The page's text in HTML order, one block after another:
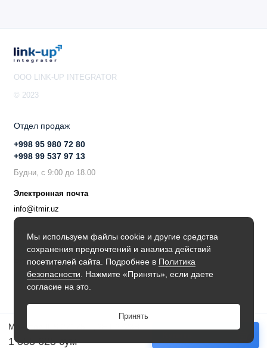
Монитор IPS 27" 75Гц 2E F2723B
1 555 625 сум
Мы используем файлы cookie и другие средства
сохранения предпочтений и анализа действий
посетителей сайта. Подробнее в Политика
безопасности . Нажмите «Принять», если даете
согласие на это.
Принять
OOO LINK-UP INTEGRATOR
© 2023
Отдел продаж
+998 95 980 72 80
+998 99 537 97 13
Будни, с 9:00 до 18.00
Электронная почта
info@itmir.uz
Поддержка в мессенджере
Будьте в курсе наших новостей!